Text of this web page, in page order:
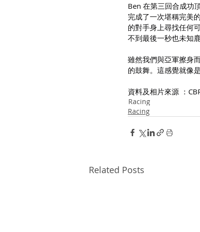
Ben 在第三回合成功
完成了一次堪稱完美
的對手身上尋找任何
不到最後一秒也未知
雖然我們與亞軍擦身
的鼓舞。這感覺就像
資料及相片來源 ：
Racing
Racing
Related Posts